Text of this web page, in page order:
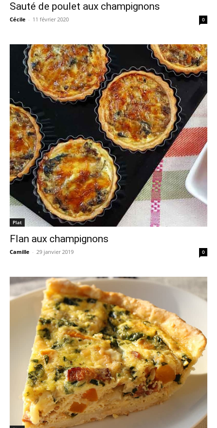
Sauté de poulet aux champignons
Cécile - 11 février 2020 0
Plat
Flan aux champignons
Camille - 29 janvier 2019 0